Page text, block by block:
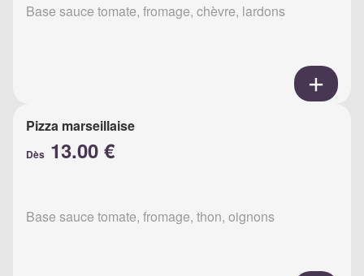
Base sauce tomate, fromage, chèvre, lardons
Pizza marseillaise
Dès 13.00 €
Base sauce tomate, fromage, thon, oignons